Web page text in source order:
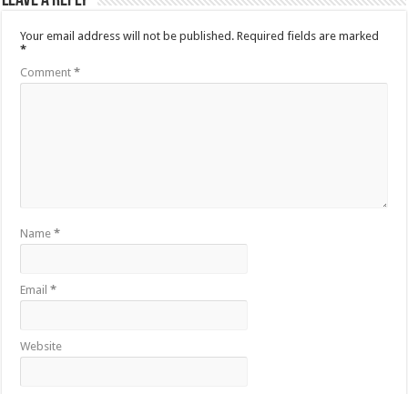
Your email address will not be published. Required fields are marked
*
Comment*
Name*
Email*
Website